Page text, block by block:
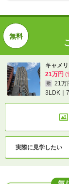
キャメ
21万円 (
敷 21万
3LDK｜
実際に 見学したい